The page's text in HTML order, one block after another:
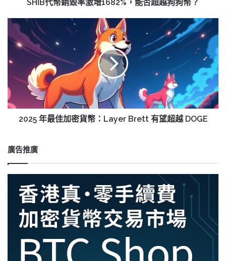
超
幣？
SHIB代幣銷毀率激增1682%，能否超越狗狗幣？
2025
加
密
貨
幣：
Layer
Brett
超
2025 年最佳加密貨幣：Layer Brett 有望超越 DOGE
廣告推廣